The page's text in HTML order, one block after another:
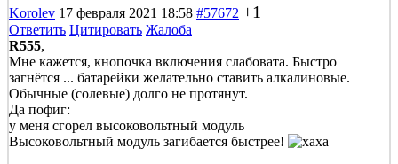
Korolev 17 февраля 2021 18:58 #57672 +1
Ответить Цитировать Жалоба
R555,
Мне кажется, кнопочка включения слабовата. Быстро
загнётся ... батарейки желательно ставить алкалиновые.
Обычные (солевые) долго не протянут.
Да пофиг:
у меня сгорел высоковольтный модуль
Высоковольтный модуль загибается быстрее!